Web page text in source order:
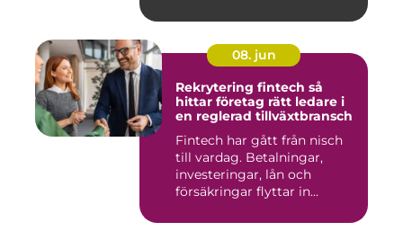
08. jun
Rekrytering fintech så
hittar företag rätt ledare i
en reglerad tillväxtbransch
Fintech har gått från nisch
till vardag. Betalningar,
investeringar, lån och
försäkringar flyttar in...